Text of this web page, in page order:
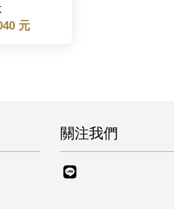
元
關注我們